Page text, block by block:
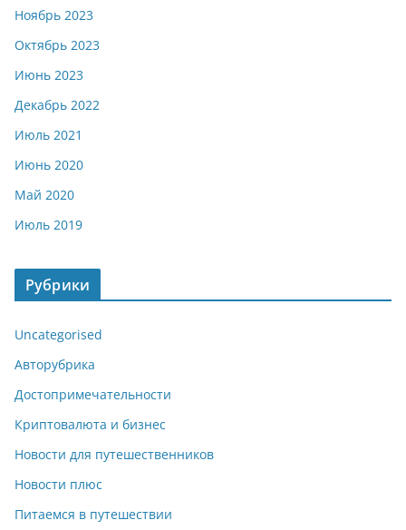
Ноябрь 2023
Октябрь 2023
Июнь 2023
Декабрь 2022
Июль 2021
Июнь 2020
Май 2020
Июль 2019
Рубрики
Uncategorised
Авторубрика
Достопримечательности
Криптовалюта и бизнес
Новости для путешественников
Новости плюс
Питаемся в путешествии